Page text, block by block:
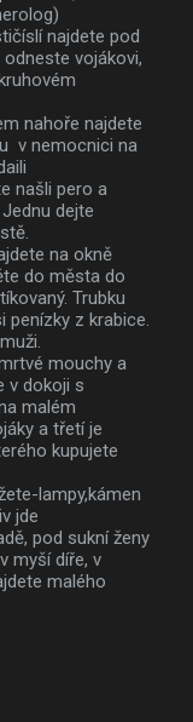
najdete pod
vojákovi,
nahoře najdete
v nemocnici na
našli pero a
dejte
na okně
do města do
Trubku
z krabice.
mouchy a
v dokoji s
malém
a třetí je
kupujete
lampy,kámen
jde
pod sukní ženy
myší díře, v
malého